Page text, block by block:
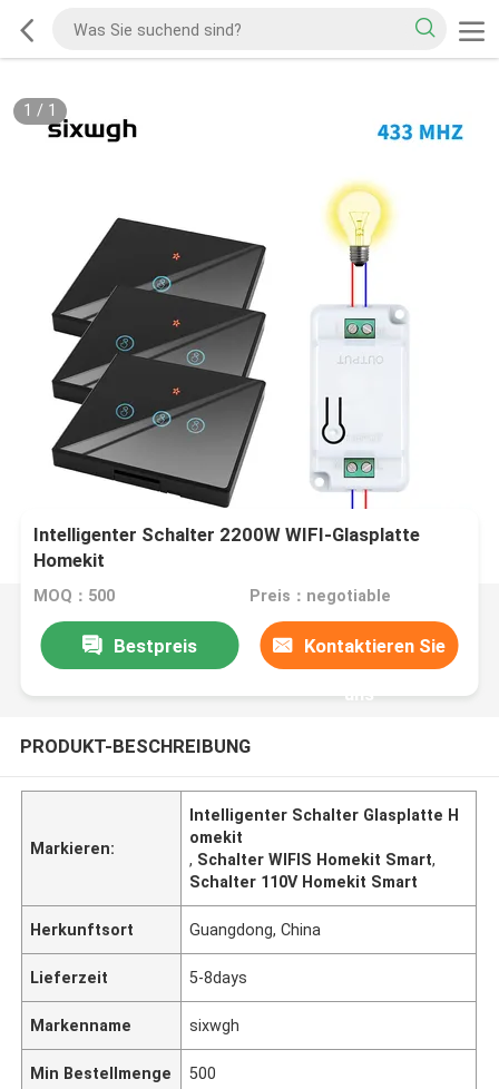
1 / 1
Intelligenter Schalter 2200W WIFI-Glasplatte
Homekit
MOQ：500 Preis：negotiable
Bestpreis Kontaktieren Sie
uns
PRODUKT-BESCHREIBUNG
Markieren:
Intelligenter Schalter Glasplatte H
omekit
, Schalter WIFIS Homekit Smart,
Schalter 110V Homekit Smart
Herkunftsort Guangdong, China
Lieferzeit 5-8days
Markenname sixwgh
Min Bestellmenge 500